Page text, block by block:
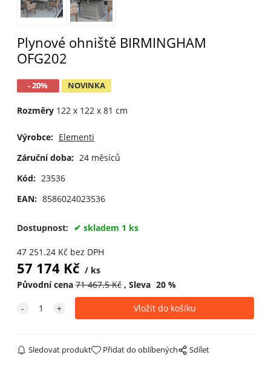
Plynové ohniště BIRMINGHAM
OFG202
- 20% NOVINKA
Rozměry122 x 122 x 81 cm
Výrobce: Elementi
Záruční doba: 24 měsíců
Kód: 23536
EAN: 8586024023536
Dostupnost: skladem 1 ks
47 251.24Kč bez DPH
57 174Kč
ks
Původní cena 71 467.5Kč Sleva 20%
Sledovat produkt Přidat do oblíbených Sdílet